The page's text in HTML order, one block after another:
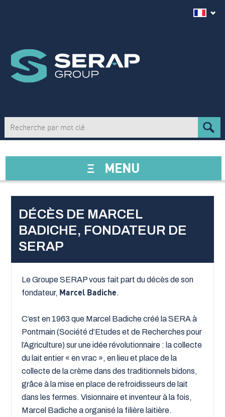
Ξ MENU
DÉCÈS DE MARCEL
BADICHE, FONDATEUR DE
SERAP
Le Groupe SERAP vous fait part du décès de son
fondateur, Marcel Badiche.
C’est en 1963 que Marcel Badiche créé la SERA à
Pontmain (Société d’Etudes et de Recherches pour
l’Agriculture) sur une idée révolutionnaire : la collecte
du lait entier « en vrac », en lieu et place de la
collecte de la crème dans des traditionnels bidons,
grâce à la mise en place de refroidisseurs de lait
dans les fermes. Visionnaire et inventeur à la fois,
Marcel Badiche a organisé la filière laitière.